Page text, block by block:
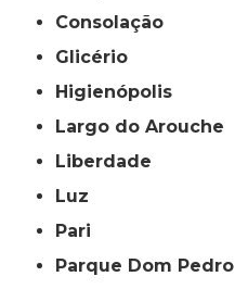
Consolação
Glicério
Higienópolis
Largo do Arouche
Liberdade
Luz
Pari
Parque Dom Pedro